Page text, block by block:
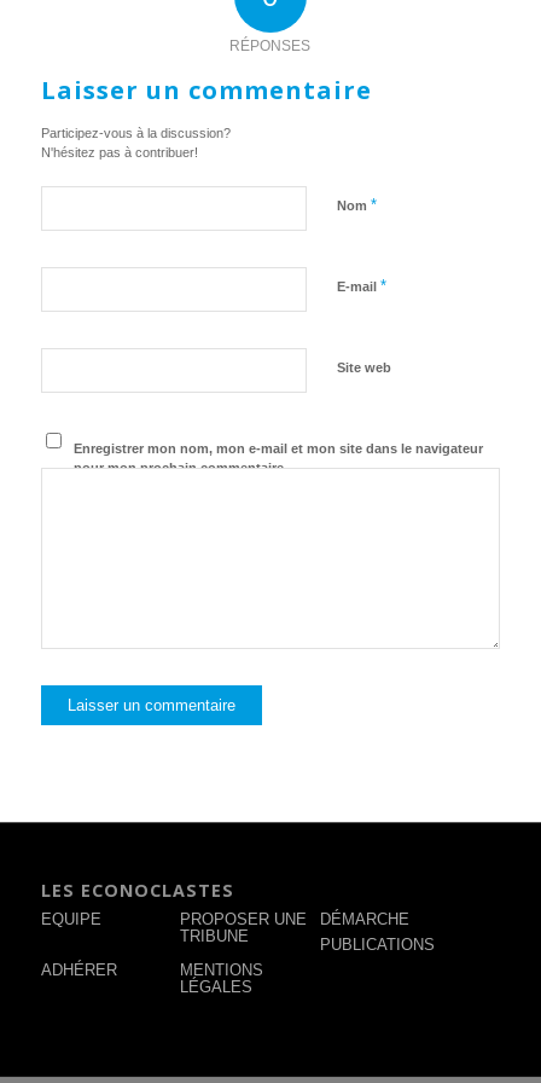
RÉPONSES
Laisser un commentaire
Participez-vous à la discussion?
N'hésitez pas à contribuer!
Nom *
E-mail *
Site web
Enregistrer mon nom, mon e-mail et mon site dans le navigateur
pour mon prochain commentaire.
LES ECONOCLASTES
EQUIPE
PROPOSER UNE
TRIBUNE
DÉMARCHE
PUBLICATIONS
ADHÉRER
MENTIONS
LÉGALES